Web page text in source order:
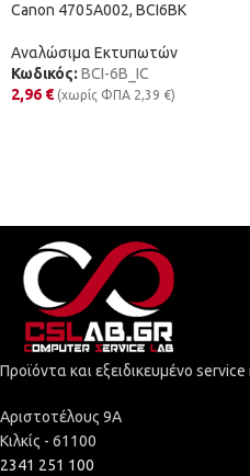
Canon 4705A002, BCI6BK
Αναλώσιμα Εκτυπωτών
Κωδικός: BCI-6B_IC
2,96 € (χωρίς ΦΠΑ 2,39 €)
Προϊόντα και εξειδικευμένο
Αριστοτέλους 9Α
Κιλκίς - 61100
2341 251 100